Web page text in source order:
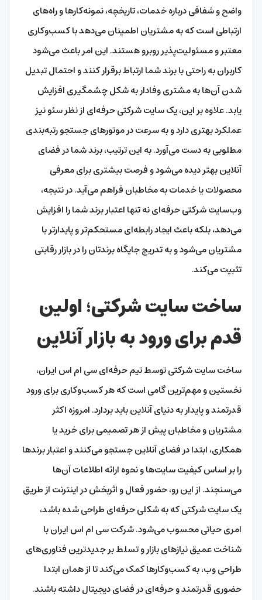
واضح و شفافی درباره خدمات، تاریخچه، نمونه‌کارها و راه‌های
ارتباطی است که به مشتریان اطمینان می‌دهد با کسب‌وکاری
معتبر و مسئولیت‌پذیر روبرو هستند. این امر باعث می‌شود
کاربران به راحتی با برند شما ارتباط برقرار کنند و احتمال تبدیل
شدن آن‌ها به مشتری وفادار به شکل چشمگیری افزایش
یابد. علاوه بر این، یک سایت شرکتی حرفه‌ای از نظر سئو نیز
عملکرد بهتری دارد و به سرعت در موتورهای جستجو رتبه‌بندی
مطلوبی به دست می‌آورد. به این ترتیب، برند شما در فضای
آنلاین بهتر دیده می‌شود و فرصت بیشتری برای معرفی
محصولات یا خدمات به مخاطبان فراهم می‌آید. در نتیجه،
وب‌سایت شرکتی حرفه‌ای نه تنها اعتبار برند شما را افزایش
می‌دهد، بلکه باعث ایجاد رابطه‌ای مستحکم‌تر و پایدارتر با
مشتریان می‌شود و به تدریج جایگاه برندتان را در بازار رقابتی
تثبیت می‌کند.
ساخت سایت شرکتی؛ اولین
قدم برای ورود به بازار آنلاین
ساخت سایت شرکتی توسط تیم حرفه‌ای سی ام اس ایران،
نخستین و مهم‌ترین گامی است که هر کسب‌وکاری برای ورود
قدرتمند و پایدار به دنیای آنلاین باید بردارد. امروزه اکثر
مشتریان و مخاطبان پیش از هر تصمیمی برای خرید یا
همکاری، ابتدا در فضای آنلاین جستجو می‌کنند و اعتبار برندها
را بر اساس کیفیت سایت‌ها و نحوه ارائه اطلاعات آن‌ها
می‌سنجند. از این رو، حضور فعال و اثربخش در اینترنت از طریق
یک سایت شرکتی که به شکلی حرفه‌ای طراحی شده باشد،
امری حیاتی محسوب می‌شود. شرکت سی ام اس ایران با
شناخت عمیق نیازهای بازار و تسلط بر جدیدترین فناوری‌های
طراحی وب، به کسب‌وکارها کمک می‌کند تا از همان ابتدا
حضوری قدرتمند و حرفه‌ای در فضای دیجیتال داشته باشند.